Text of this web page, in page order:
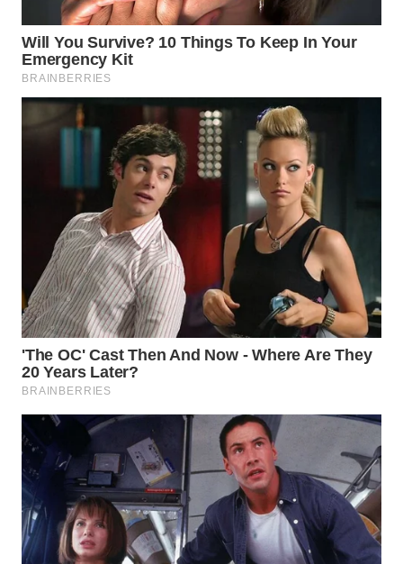
WN
KALTARA
WN
KALSEL
KALTIM
WN
SULSEL
WN
GORONTALO
WN
SULUT
MALUKU
MALUT